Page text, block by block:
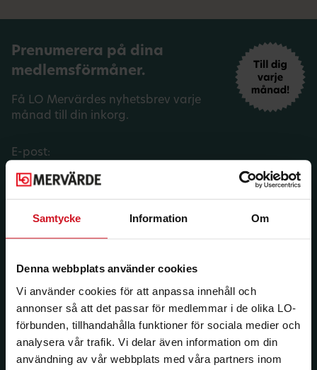
Samtycke Information Om
Denna webbplats använder cookies
Vi använder cookies för att anpassa innehåll och
annonser så att det passar för medlemmar i de olika LO-
förbunden, tillhandahålla funktioner för sociala medier och
analysera vår trafik. Vi delar även information om din
användning av vår webbplats med våra partners inom
Prenumerera på dina
medlemsförmåner.
Få LO Mervärdes nyhetsbrev varje
månad till din inkorg.
E-post:
Län: Förbund:
Jag vill ha e-post om aktuella erbjudanden och
medlemsförmåner från LO Mervärde. LO Mervärde
kommer att hantera mina personuppgifter i enlighet
med allmänna dataskyddsförordningen (GDPR). Jag
kan när som helst avsluta prenumerationen.